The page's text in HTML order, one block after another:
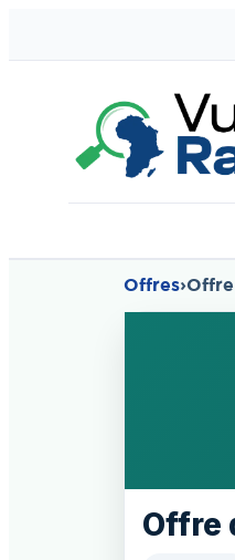
Offres›
Offre